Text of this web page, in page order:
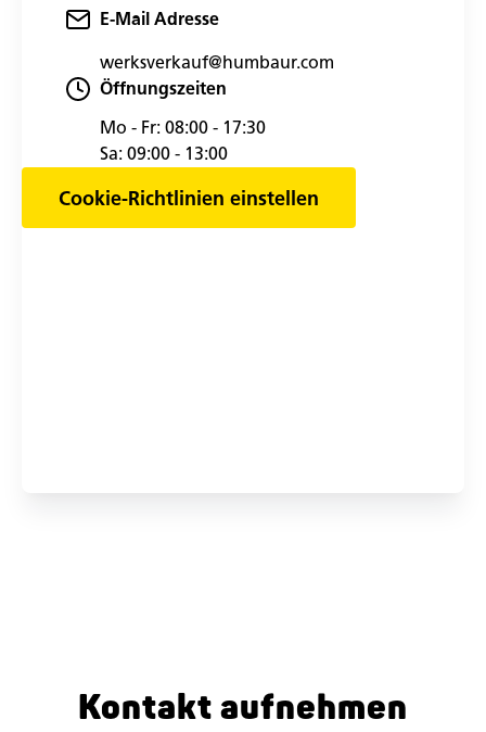
E-Mail Adresse
werksverkauf@humbaur.com
Öffnungszeiten
Mo - Fr: 08:00 - 17:30
Sa: 09:00 - 13:00
Cookie-Richtlinien einstellen
Kontakt aufnehmen